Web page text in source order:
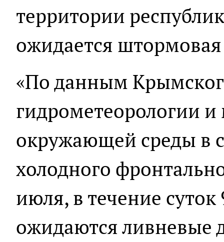
территории
ожидается
«По данным
гидрометеорологии
окружающей среды в
холодного
июля, в течение
ожидаются ливневые